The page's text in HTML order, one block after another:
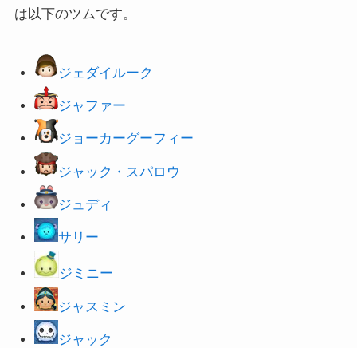
は以下のツムです。
ジェダイルーク
ジャファー
ジョーカーグーフィー
ジャック・スパロウ
ジュディ
サリー
ジミニー
ジャスミン
ジャック